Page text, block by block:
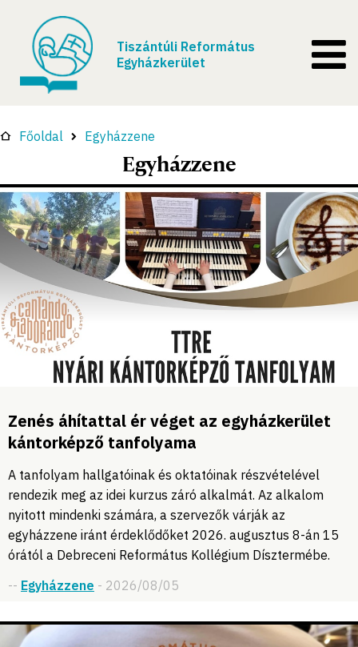
Tiszántúli Református
Egyházkerület
Főoldal Egyházzene
Egyházzene
Zenés áhítattal ér véget az egyházkerület
kántorképző tanfolyama
A tanfolyam hallgatóinak és oktatóinak részvételével
rendezik meg az idei kurzus záró alkalmát. Az alkalom
nyitott mindenki számára, a szervezők várják az
egyházzene iránt érdeklődőket 2026. augusztus 8-án 15
órától a Debreceni Református Kollégium Dísztermébe.
-- Egyházzene - 2026/08/05